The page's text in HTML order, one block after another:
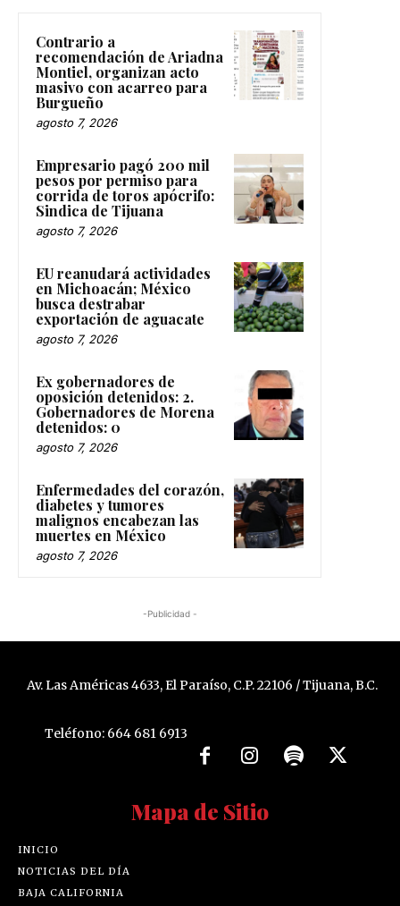
Contrario a
recomendación de Ariadna
Montiel, organizan acto
masivo con acarreo para
Burgueño
agosto 7, 2026
Empresario pagó 200 mil
pesos por permiso para
corrida de toros apócrifo:
Sindica de Tijuana
agosto 7, 2026
EU reanudará actividades
en Michoacán; México
busca destrabar
exportación de aguacate
agosto 7, 2026
Ex gobernadores de
oposición detenidos: 2.
Gobernadores de Morena
detenidos: 0
agosto 7, 2026
Enfermedades del corazón,
diabetes y tumores
malignos encabezan las
muertes en México
agosto 7, 2026
-Publicidad -
Av. Las Américas 4633, El Paraíso, C.P. 22106 / Tijuana, B.C.
Teléfono: 664 681 6913
Mapa de Sitio
INICIO
NOTICIAS DEL DÍA
BAJA CALIFORNIA